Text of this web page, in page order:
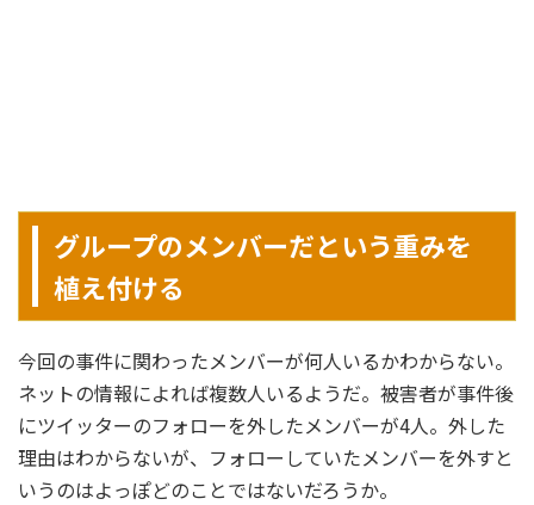
グループのメンバーだという重みを
植え付ける
今回の事件に関わったメンバーが何人いるかわからない。
ネットの情報によれば複数人いるようだ。被害者が事件後
にツイッターのフォローを外したメンバーが4人。外した
理由はわからないが、フォローしていたメンバーを外すと
いうのはよっぽどのことではないだろうか。